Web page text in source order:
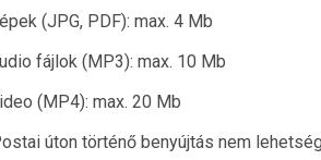
(JPG, PDF): max. 4 Mb
fájlok (MP3): max. 10 Mb
(MP4): max. 20 Mb
úton történő benyújtás nem